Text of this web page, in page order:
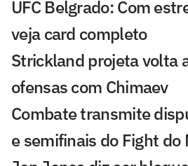
UFC Belgrado: Com
veja card completo
Strickland projeta volta
ofensas com Chimaev
Combate transmite
e semifinais do Fight do